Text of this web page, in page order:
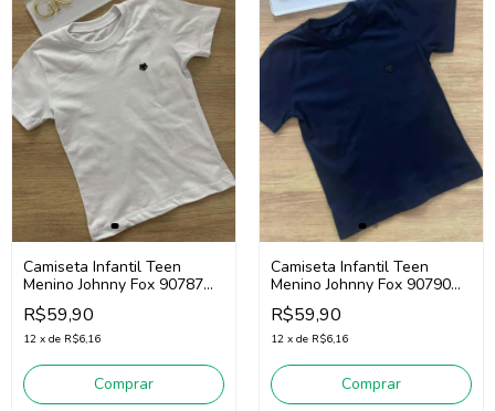
Camiseta Infantil Teen
Menino Johnny Fox 90787
(Branco)
R$59,90
12 x de R$6,16
Comprar
Camiseta Infantil Teen
Menino Johnny Fox 90790
(Marinho)
R$59,90
12 x de R$6,16
Comprar